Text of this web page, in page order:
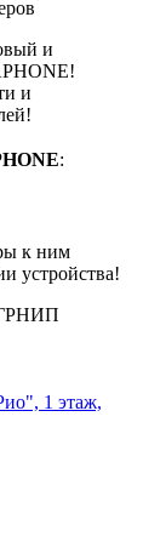
и
и
:
к ним
устройства!
1 этаж,